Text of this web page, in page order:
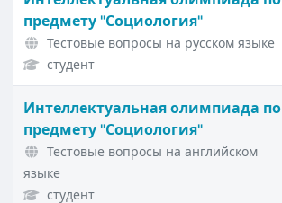
предмету "Социология"
Тестовые вопросы на русском языке
студент
Интеллектуальная олимпиада по
предмету "Социология"
Тестовые вопросы на английском
языке
студент